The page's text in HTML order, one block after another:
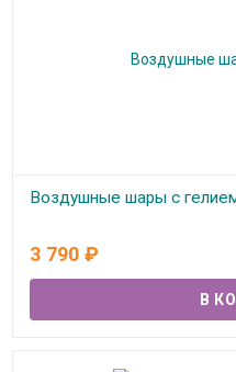
Воздушные шары с
3 790 ₽